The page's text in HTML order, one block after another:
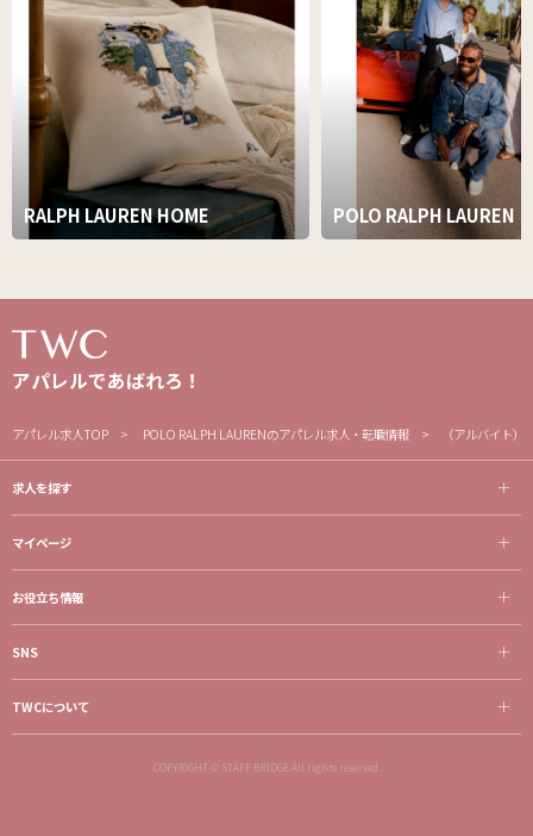
RALPH LAUREN HOME POLO RALPH LAUREN
アパレルであばれろ！
アパレル求人TOP POLO RALPH LAURENのアパレル求人・転職情報 （アルバイト
求人を探す
マイページ
お役立ち情報
SNS
TWCについて
COPYRIGHT © STAFF BRIDGE All rights reserved.